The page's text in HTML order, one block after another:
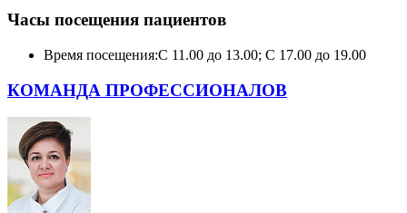
Часы посещения пациентов
Время посещения:С 11.00 до 13.00; С 17.00 до 19.00
КОМАНДА ПРОФЕССИОНАЛОВ